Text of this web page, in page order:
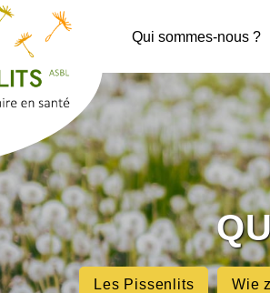
Qui sommes-nous ?
Les Pissenlits Wie